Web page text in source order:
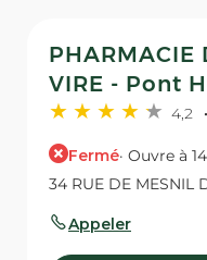
PHARMACIE
VIRE - Pont
4,2
Fermé· Ouvre à
34 RUE DE MESNIL
Appeler